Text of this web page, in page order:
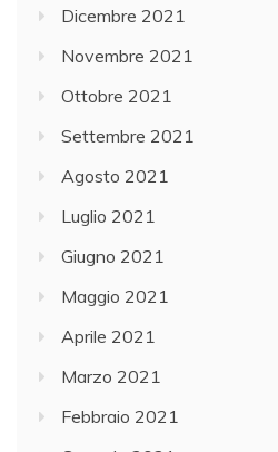
Dicembre 2021
Novembre 2021
Ottobre 2021
Settembre 2021
Agosto 2021
Luglio 2021
Giugno 2021
Maggio 2021
Aprile 2021
Marzo 2021
Febbraio 2021